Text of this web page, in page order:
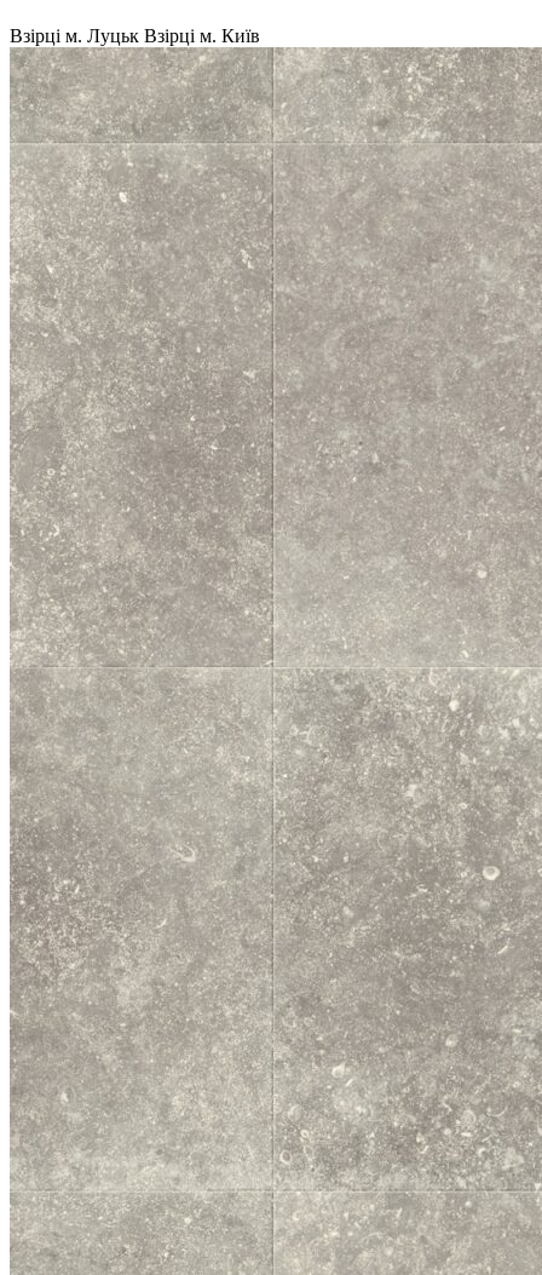
Взірці м. Луцьк Взірці м. Київ